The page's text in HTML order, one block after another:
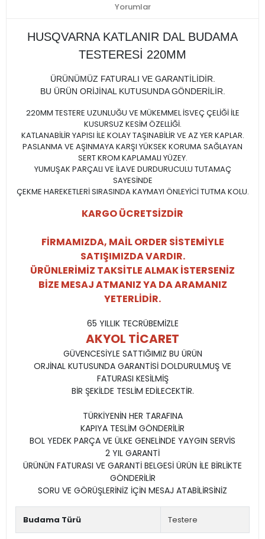
Yorumlar
HUSQVARNA KATLANIR DAL BUDAMA
TESTERESİ 220MM
ÜRÜNÜMÜZ FATURALI VE GARANTİLİDİR.
BU ÜRÜN ORİJİNAL KUTUSUNDA GÖNDERİLİR.
220MM TESTERE UZUNLUĞU VE MÜKEMMEL İSVEÇ ÇELİĞİ İLE
KUSURSUZ KESİM ÖZELLİĞİ.
KATLANABİLİR YAPISI İLE KOLAY TAŞINABİLİR VE AZ YER KAPLAR.
PASLANMA VE AŞINMAYA KARŞI YÜKSEK KORUMA SAĞLAYAN
SERT KROM KAPLAMALI YÜZEY.
YUMUŞAK PARÇALI VE İLAVE DURDURUCULU TUTAMAÇ
SAYESİNDE
ÇEKME HAREKETLERİ SIRASINDA KAYMAYI ÖNLEYİCİ TUTMA KOLU.
KARGO ÜCRETSİZDİR
FİRMAMIZDA, MAİL ORDER SİSTEMİYLE
SATIŞIMIZDA VARDIR.
ÜRÜNLERİMİZ TAKSİTLE ALMAK İSTERSENİZ
BİZE MESAJ ATMANIZ YA DA ARAMANIZ
YETERLİDİR.
65 YILLIK TECRÜBEMİZLE
AKYOL TİCARET
GÜVENCESİYLE SATTIĞIMIZ BU ÜRÜN
ORJİNAL KUTUSUNDA GARANTİSİ DOLDURULMUŞ VE
FATURASI KESİLMİŞ
BİR ŞEKİLDE TESLİM EDİLECEKTİR.
TÜRKİYENİN HER TARAFINA
KAPIYA TESLİM GÖNDERİLİR
BOL YEDEK PARÇA VE ÜLKE GENELİNDE YAYGIN SERVİS
2 YIL GARANTİ
ÜRÜNÜN FATURASI VE GARANTİ BELGESİ ÜRÜN İLE BİRLİKTE
GÖNDERİLİR
SORU VE GÖRÜŞLERİNİZ İÇİN MESAJ ATABİLİRSİNİZ
Budama Türü Testere